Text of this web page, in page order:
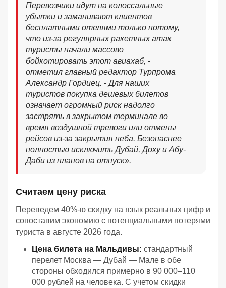
Перевозчики идут на колоссальные
убытки и заманивают клиентов
бесплатными отелями только потому,
что из-за регулярных ракетных атак
туристы начали массово
бойкотировать этот авиахаб, -
отметил главный редактор Турпрома
Александр Гордиец. - Для наших
туристов покупка дешевых билетов
означает огромный риск надолго
застрять в закрытом терминале во
время воздушной тревоги или отмены
рейсов из-за закрытия неба. Безопаснее
полностью исключить Дубай, Доху и Абу-
Даби из планов на отпуск».
Считаем цену риска
Переведем 40%-ю скидку на язык реальных цифр и
сопоставим экономию с потенциальными потерями
туриста в августе 2026 года.
Цена билета на Мальдивы: стандартный
перелет Москва — Дубай — Мале в обе
стороны обходился примерно в 90 000–110
000 рублей на человека. С учетом скидки